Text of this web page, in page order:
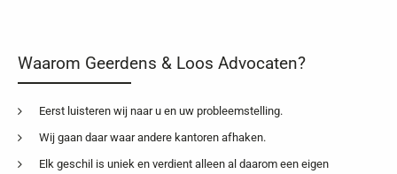
Waarom Geerdens & Loos Advocaten?
Eerst luisteren wij naar u en uw probleemstelling.
Wij gaan daar waar andere kantoren afhaken.
Elk geschil is uniek en verdient alleen al daarom een eigen